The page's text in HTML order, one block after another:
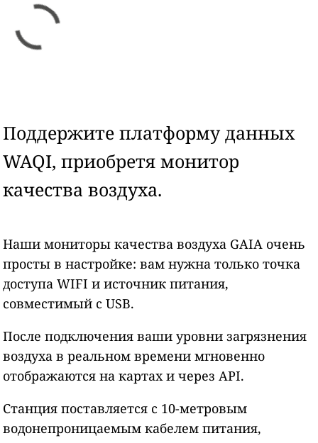
Поддержите платформу данных
WAQI, приобретя монитор
качества воздуха.
Наши мониторы качества воздуха GAIA очень
просты в настройке: вам нужна только точка
доступа WIFI и источник питания,
совместимый с USB.
После подключения ваши уровни загрязнения
воздуха в реальном времени мгновенно
отображаются на картах и через API.
Станция поставляется с 10-метровым
водонепроницаемым кабелем питания,